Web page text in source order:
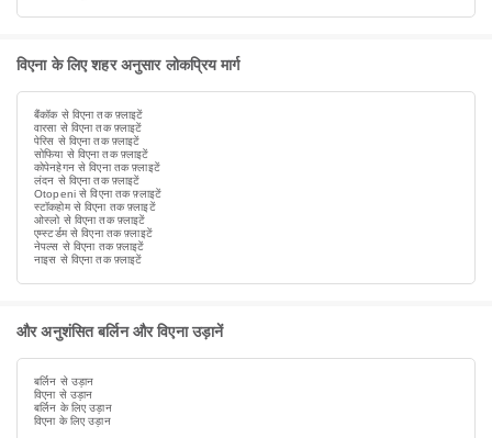
विएना के लिए शहर अनुसार लोकप्रिय मार्ग
बैंकॉक से विएना तक फ़्लाइटें
वारसा से विएना तक फ़्लाइटें
पेरिस से विएना तक फ़्लाइटें
सोफिया से विएना तक फ़्लाइटें
कोपेनहेगन से विएना तक फ़्लाइटें
लंदन से विएना तक फ़्लाइटें
Otopeni से विएना तक फ़्लाइटें
स्टॉकहोम से विएना तक फ़्लाइटें
ओस्लो से विएना तक फ़्लाइटें
एम्स्टर्डम से विएना तक फ़्लाइटें
नेपल्स से विएना तक फ़्लाइटें
नाइस से विएना तक फ़्लाइटें
और अनुशंसित बर्लिन और विएना उड़ानें
बर्लिन से उड़ान
विएना से उड़ान
बर्लिन के लिए उड़ान
विएना के लिए उड़ान